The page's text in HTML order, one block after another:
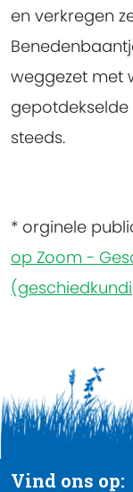
en verkregen
weggezet met
steeds.
* orginele
op Zoom -
Vind ons op: